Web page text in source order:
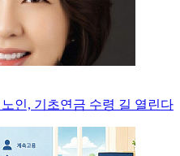
인, 기초연금 수령 길 열린다